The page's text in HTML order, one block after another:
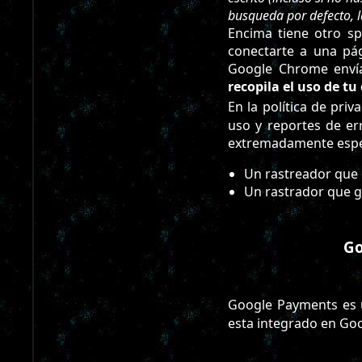
busqueda por defecto,
Encima tiene otro
conectarte a una
Google Chrome
recopila el uso de
En la política de
uso y reportes de
extremadamente
Un rastreador
Un rastrador que
Google Payments
esta integrado en